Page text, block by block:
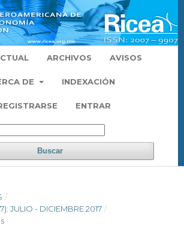
ARCHIVOS AVISOS
DE INDEXACIÓN
ENTRAR
Buscar
/
JULIO - DICIEMBRE 2017 /